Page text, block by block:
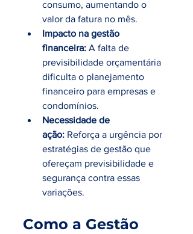
consumo, aumentando o
valor da fatura no mês.
Impacto na gestão
financeira: A falta de
previsibilidade orçamentária
dificulta o planejamento
financeiro para empresas e
condomínios.
Necessidade de
ação: Reforça a urgência por
estratégias de gestão que
ofereçam previsibilidade e
segurança contra essas
variações.
Como a Gestão